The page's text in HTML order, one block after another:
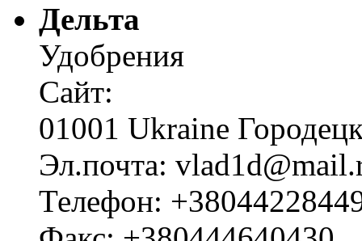
Дельта
Удобрения
Сайт:
01001 Ukraine
Эл.почта:
Телефон: